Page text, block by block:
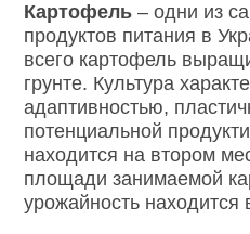
Картофель – одни из
продуктов питания в
всего картофель
грунте. Культура
адаптивностью,
потенциальной
находится на втором
площади занимаемой
урожайность находится